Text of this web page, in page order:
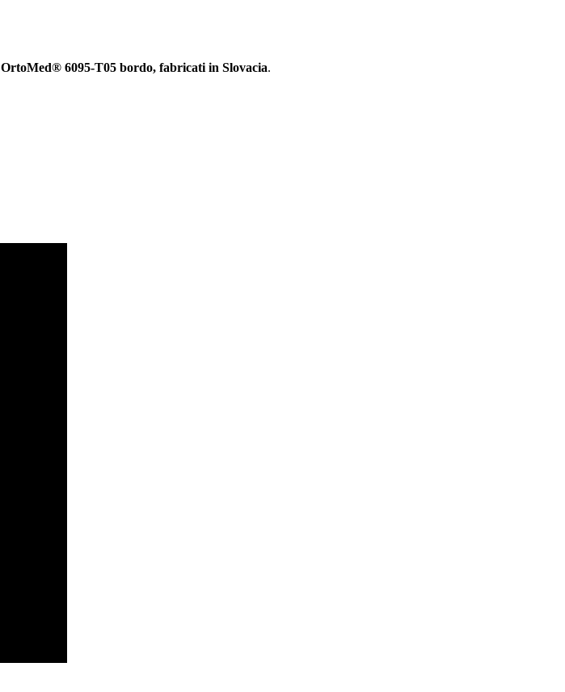
OrtoMed® 6095-T05 bordo, fabricati in Slovacia.